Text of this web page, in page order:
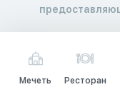
Мечеть Ресторан